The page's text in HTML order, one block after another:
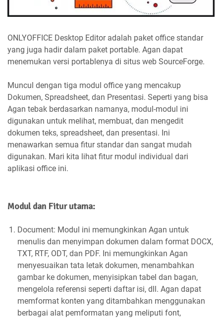
ONLYOFFICE Desktop Editor adalah paket office standar
yang juga hadir dalam paket portable. Agan dapat
menemukan versi portablenya di situs web SourceForge.
Muncul dengan tiga modul office yang mencakup
Dokumen, Spreadsheet, dan Presentasi. Seperti yang bisa
Agan tebak berdasarkan namanya, modul-modul ini
digunakan untuk melihat, membuat, dan mengedit
dokumen teks, spreadsheet, dan presentasi. Ini
menawarkan semua fitur standar dan sangat mudah
digunakan. Mari kita lihat fitur modul individual dari
aplikasi office ini.
Modul dan Fitur utama:
Document: Modul ini memungkinkan Agan untuk
menulis dan menyimpan dokumen dalam format DOCX,
TXT, RTF, ODT, dan PDF. Ini memungkinkan Agan
menyesuaikan tata letak dokumen, menambahkan
gambar ke dokumen, menyisipkan tabel dan bagan,
mengelola referensi seperti daftar isi, dll. Agan dapat
memformat konten yang ditambahkan menggunakan
berbagai alat pemformatan yang meliputi font,